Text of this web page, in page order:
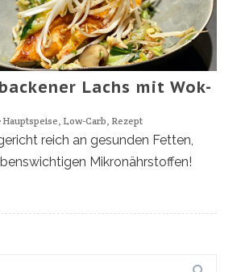
Lachs mit Wok-
Hauptspeise Low-Carb Rezept
reich an gesunden Fetten,
Mikronährstoffen!